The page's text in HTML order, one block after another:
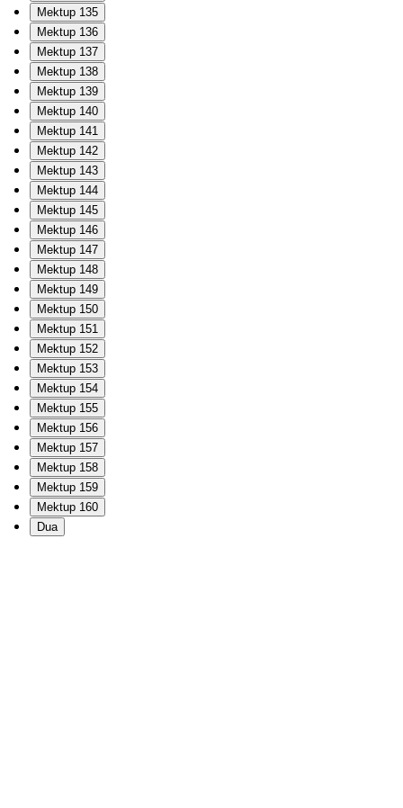
Mektup 135
Mektup 136
Mektup 137
Mektup 138
Mektup 139
Mektup 140
Mektup 141
Mektup 142
Mektup 143
Mektup 144
Mektup 145
Mektup 146
Mektup 147
Mektup 148
Mektup 149
Mektup 150
Mektup 151
Mektup 152
Mektup 153
Mektup 154
Mektup 155
Mektup 156
Mektup 157
Mektup 158
Mektup 159
Mektup 160
Dua